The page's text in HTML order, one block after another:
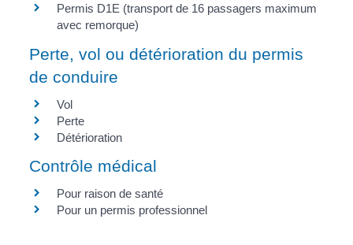
Permis D1E (transport de 16 passagers maximum
avec remorque)
Perte, vol ou détérioration du permis
de conduire
Vol
Perte
Détérioration
Contrôle médical
Pour raison de santé
Pour un permis professionnel